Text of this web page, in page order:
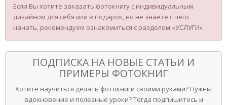
Если Вы хотите заказать фотокнигу с индивидуальным
дизайном для себя или в подарок, но не знаете с чего
начать, рекомендуем ознакомиться с разделом «УСЛУГИ»
ПОДПИСКА НА НОВЫЕ СТАТЬИ И
ПРИМЕРЫ ФОТОКНИГ
Хотите научиться делать фотокниги своими руками? Нужны
вдохновение и полезные уроки? Тогда подпишитесь и